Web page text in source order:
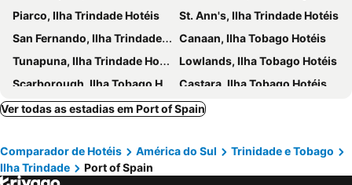
Piarco, Ilha Trindade Hotéis
St. Ann's, Ilha Trindade Hotéis
San Fernando, Ilha Trindade Hotéis
Canaan, Ilha Tobago Hotéis
Tunapuna, Ilha Trindade Hotéis
Lowlands, Ilha Tobago Hotéis
Scarborough, Ilha Tobago Hotéis
Castara, Ilha Tobago Hotéis
Black Rock, Ilha Tobago Hotéis
Speyside, Ilha Tobago Hotéis
Ver todas as estadias em Port of Spain
Comparador de Hotéis América do Sul
Trinidade e Tobago
Ilha Trindade
Port of Spain